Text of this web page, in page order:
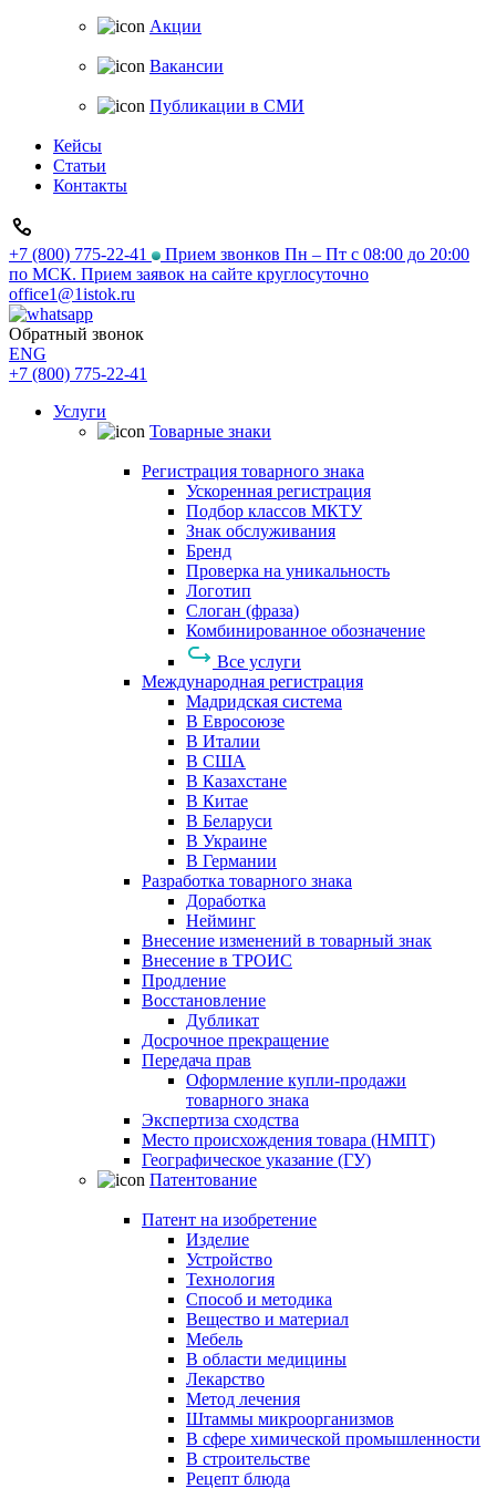
Акции
Вакансии
Публикации в СМИ
Кейсы
Статьи
Контакты
+7 (800) 775-22-41
Прием звонков Пн – Пт с 08:00 до 20:00
по МСК. Прием заявок на сайте круглосуточно
office1@1istok.ru
Обратный звонок
ENG
+7 (800) 775-22-41
Услуги
Товарные знаки
Регистрация товарного знака
Ускоренная регистрация
Подбор классов МКТУ
Знак обслуживания
Бренд
Проверка на уникальность
Логотип
Слоган (фраза)
Комбинированное обозначение
Все услуги
Международная регистрация
Мадридская система
В Евросоюзе
В Италии
В США
В Казахстане
В Китае
В Беларуси
В Украине
В Германии
Разработка товарного знака
Доработка
Нейминг
Внесение изменений в товарный знак
Внесение в ТРОИС
Продление
Восстановление
Дубликат
Досрочное прекращение
Передача прав
Оформление купли-продажи
товарного знака
Экспертиза сходства
Место происхождения товара (НМПТ)
Географическое указание (ГУ)
Патентование
Патент на изобретение
Изделие
Устройство
Технология
Способ и методика
Вещество и материал
Мебель
В области медицины
Лекарство
Метод лечения
Штаммы микроорганизмов
В сфере химической промышленности
В строительстве
Рецепт блюда